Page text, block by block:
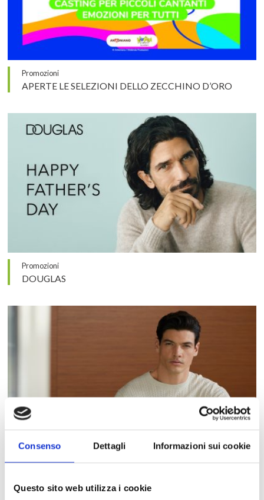
Consenso Dettagli Informazioni sui cookie
Questo sito web utilizza i cookie
Promozioni
APERTE LE SELEZIONI DELLO ZECCHINO D’ORO
Promozioni
DOUGLAS